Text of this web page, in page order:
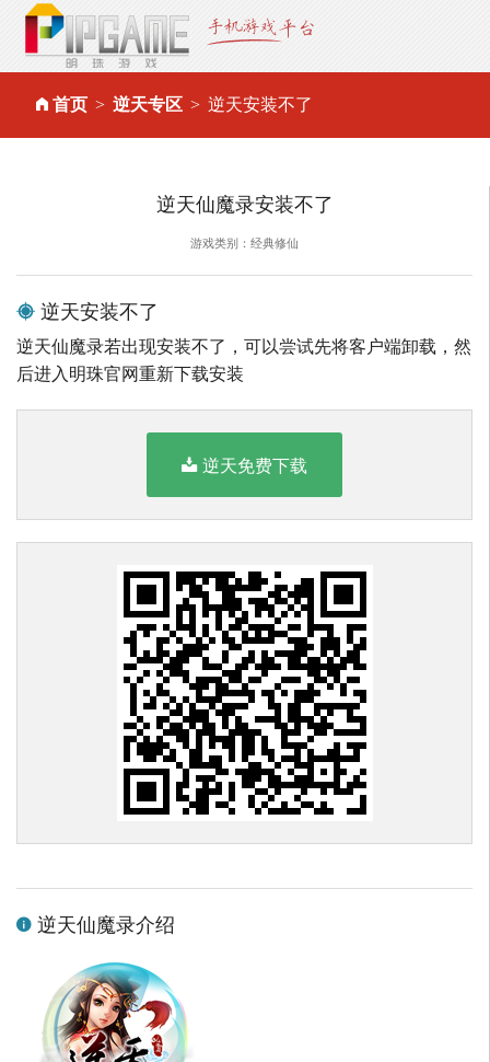
首页 逆天专区 逆天安装不了
逆天仙魔录安装不了
游戏类别：经典修仙
逆天安装不了
逆天仙魔录若出现安装不了，可以尝试先将客户端卸载，然
后进入明珠官网重新下载安装
逆天免费下载
逆天仙魔录介绍